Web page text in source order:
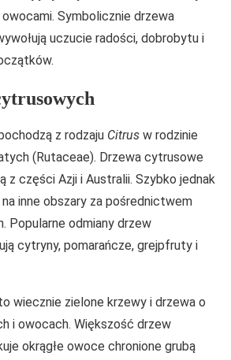
Symbolicznie drzewa
uczucie radości, dobrobytu i
z rodzaju Citrus w rodzinie
(Rutaceae). Drzewa cytrusowe
z części Azji i Australii. Szybko jednak
inne obszary za pośrednictwem
Popularne odmiany drzew
cytryny, pomarańcze, grejpfruty i
wiecznie zielone krzewy i drzewa o
i owocach. Większość drzew
okrągłe owoce chronione grubą